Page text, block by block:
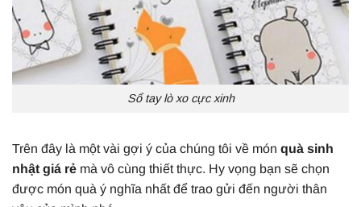
Sổ tay lò xo cực xinh
Trên đây là một vài gợi ý của chúng tôi về món quà sinh
nhật giá rẻ mà vô cùng thiết thực. Hy vọng bạn sẽ chọn
được món quà ý nghĩa nhất để trao gửi đến người thân